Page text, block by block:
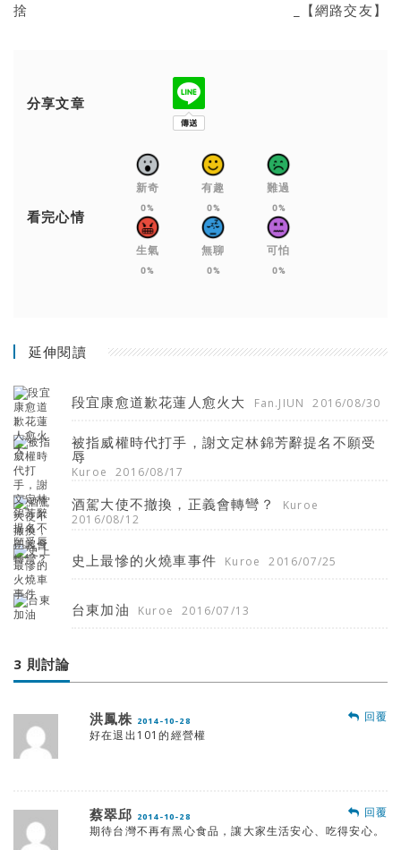
捨
_【網路交友】
分享文章
看完心情
新奇
0%
有趣
0%
難過
0%
生氣
0%
無聊
0%
可怕
0%
延伸閱讀
段宜康愈道歉花蓮人愈火大 Fan.JIUN 2016/08/30
被指威權時代打手，謝文定林錦芳辭提名不願受
辱
Kuroe 2016/08/17
酒駕大使不撤換，正義會轉彎？
Kuroe
2016/08/12
史上最慘的火燒車事件 Kuroe 2016/07/25
台東加油 Kuroe 2016/07/13
3 則討論
洪鳳株 2014-10-28
好在退出101的經營權
回覆
蔡翠邱 2014-10-28
期待台灣不再有黑心食品，讓大家生活安心、吃得安心。
回覆